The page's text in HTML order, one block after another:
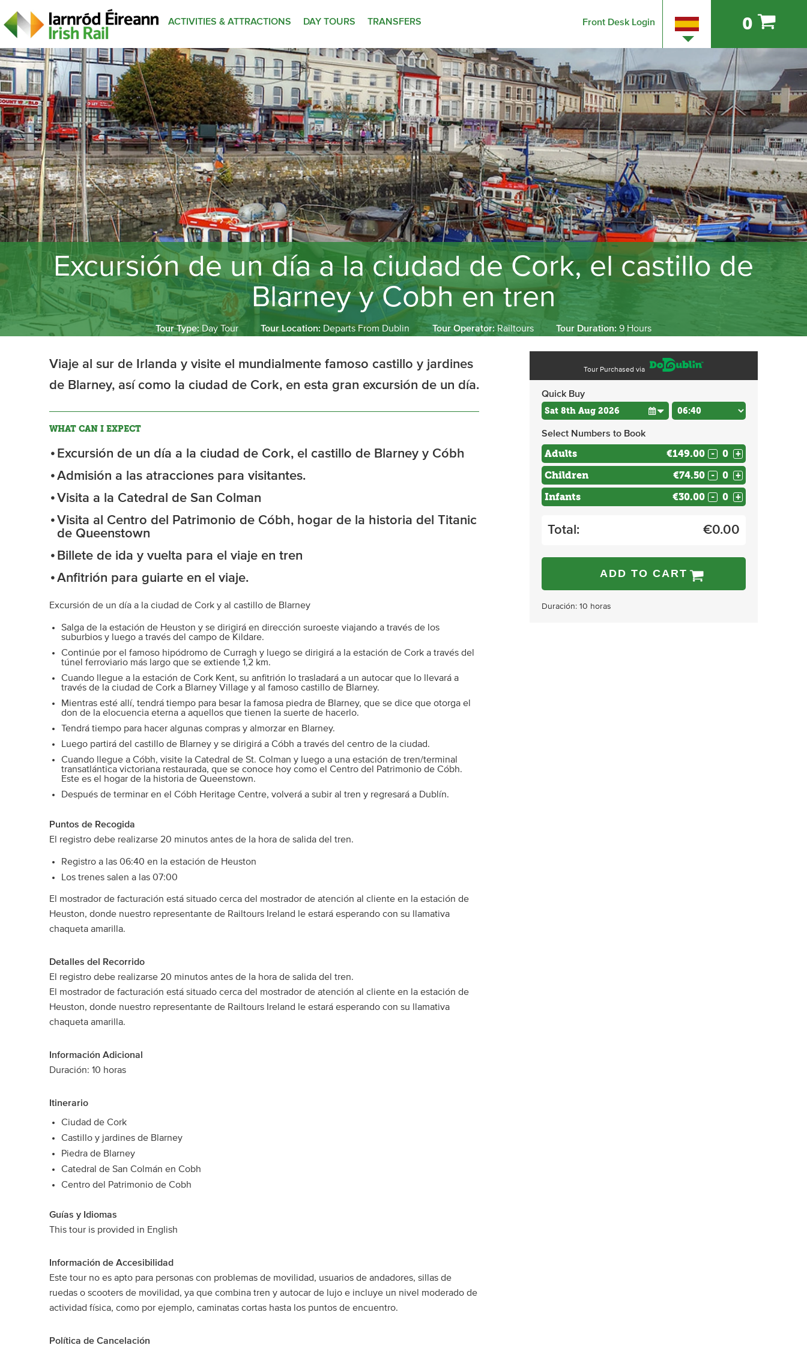
ACTIVITIES & ATTRACTIONS DAY TOURS TRANSFERS Front Desk Login 0
Excursión de un día a la ciudad de Cork, el castillo de
Blarney y Cobh en tren
Tour Type: Day Tour Tour Location: Departs From Dublin Tour Operator:Railtours Tour Duration: 9 Hours
Viaje al sur de Irlanda y visite el mundialmente famoso castillo y jardines
de Blarney, así como la ciudad de Cork, en esta gran excursión de un día.
WHAT CAN I EXPECT
Excursión de un día a la ciudad de Cork, el castillo de Blarney y Cóbh
Admisión a las atracciones para visitantes.
Visita a la Catedral de San Colman
Visita al Centro del Patrimonio de Cóbh, hogar de la historia del Titanic
de Queenstown
Billete de ida y vuelta para el viaje en tren
Anfitrión para guiarte en el viaje.
Excursión de un día a la ciudad de Cork y al castillo de Blarney
Salga de la estación de Heuston y se dirigirá en dirección suroeste viajando a través de los
suburbios y luego a través del campo de Kildare.
Continúe por el famoso hipódromo de Curragh y luego se dirigirá a la estación de Cork a través del
túnel ferroviario más largo que se extiende 1,2 km.
Cuando llegue a la estación de Cork Kent, su anfitrión lo trasladará a un autocar que lo llevará a
través de la ciudad de Cork a Blarney Village y al famoso castillo de Blarney.
Mientras esté allí, tendrá tiempo para besar la famosa piedra de Blarney, que se dice que otorga el
don de la elocuencia eterna a aquellos que tienen la suerte de hacerlo.
Tendrá tiempo para hacer algunas compras y almorzar en Blarney.
Luego partirá del castillo de Blarney y se dirigirá a Cóbh a través del centro de la ciudad.
Cuando llegue a Cóbh, visite la Catedral de St. Colman y luego a una estación de tren/terminal
transatlántica victoriana restaurada, que se conoce hoy como el Centro del Patrimonio de Cóbh.
Este es el hogar de la historia de Queenstown.
Después de terminar en el Cóbh Heritage Centre, volverá a subir al tren y regresará a Dublín.
Puntos de Recogida
El registro debe realizarse 20 minutos antes de la hora de salida del tren.
Registro a las 06:40 en la estación de Heuston
Los trenes salen a las 07:00
El mostrador de facturación está situado cerca del mostrador de atención al cliente en la estación de
Heuston, donde nuestro representante de Railtours Ireland le estará esperando con su llamativa
chaqueta amarilla.
Detalles del Recorrido
El registro debe realizarse 20 minutos antes de la hora de salida del tren.
El mostrador de facturación está situado cerca del mostrador de atención al cliente en la estación de
Heuston, donde nuestro representante de Railtours Ireland le estará esperando con su llamativa
chaqueta amarilla.
Información Adicional
Duración: 10 horas
Itinerario
Ciudad de Cork
Castillo y jardines de Blarney
Piedra de Blarney
Catedral de San Colmán en Cobh
Centro del Patrimonio de Cobh
Guías y Idiomas
This tour is provided in English
Información de Accesibilidad
Este tour no es apto para personas con problemas de movilidad, usuarios de andadores, sillas de
ruedas o scooters de movilidad, ya que combina tren y autocar de lujo e incluye un nivel moderado de
actividad física, como por ejemplo, caminatas cortas hasta los puntos de encuentro.
Política de Cancelación
Tour Purchased via
Quick Buy
Select Numbers to Book
Adults €149.00 - +
Children €74.50 - +
Infants €30.00 - +
Total: €0.00
ADD TO CART
Duración: 10 horas